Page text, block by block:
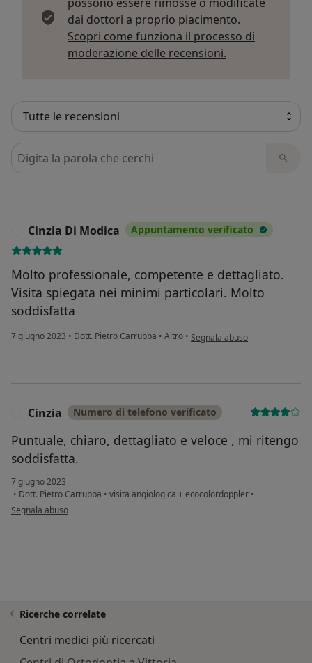
dai dottori a proprio piacimento.
Scopri come funziona il processo di
moderazione delle recensioni.
Cerca nelle recensioni
Cinzia Di Modica Appuntamento verificato
Molto professionale, competente e dettagliato.
Visita spiegata nei minimi particolari. Molto
soddisfatta
7 giugno 2023 • Dott. Pietro Carrubba • Altro • secondo l'opinione dell'utente
Segnala abuso
Cinzia Numero di telefono verificato
Puntuale, chiaro, dettagliato e veloce , mi ritengo
soddisfatta.
7 giugno 2023
• Dott. Pietro Carrubba • visita angiologica + ecocolordoppler •
secondo l'opinione dell'utente Cinzia
Segnala abuso
Ricerche correlate
Centri medici più ricercati